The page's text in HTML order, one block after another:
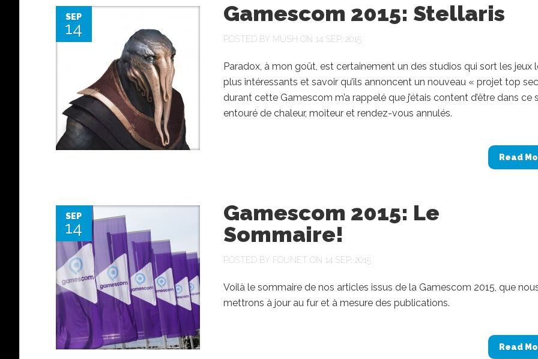
SEP
14
Gamescom 2015: Stellaris
POSTED BY MUSH ON 14 SEP, 2015
Paradox, à mon goût, est certainement un des studios qui sort les jeux
plus intéressants et savoir qu’ils annoncent un nouveau « projet top
durant cette Gamescom m’a rappelé que j’étais content d’être dans ce
entouré de chaleur, moiteur et rendez-vous annulés.
Read
SEP
14
Gamescom 2015: Le
Sommaire!
POSTED BY FOUNET ON 14 SEP, 2015
Voilà le sommaire de nos articles issus de la Gamescom 2015, que
mettrons à jour au fur et à mesure des publications.
Read